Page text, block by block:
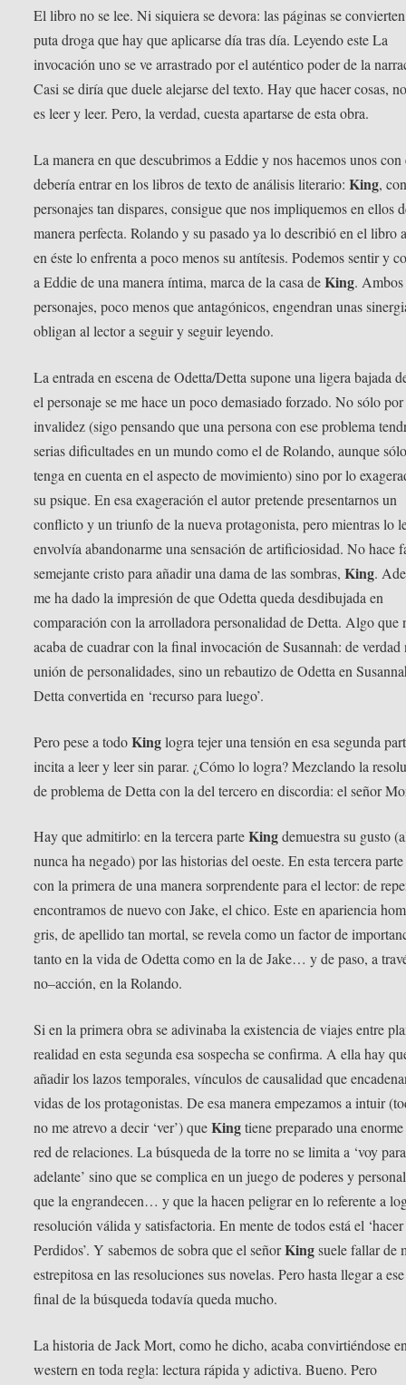
El libro no se lee. Ni siquiera se devora: las páginas se
puta droga que hay que aplicarse día tras día. Leyendo este La
invocación uno se ve arrastrado por el auténtico poder de la
Casi se diría que duele alejarse del texto. Hay que hacer cosas,
es leer y leer. Pero, la verdad, cuesta apartarse de esta obra.
La manera en que descubrimos a Eddie y nos hacemos unos con
debería entrar en los libros de texto de análisis literario:King,
personajes tan dispares, consigue que nos impliquemos en ellos
manera perfecta. Rolando y su pasado ya lo describió en el libro
en éste lo enfrenta a poco menos su antítesis. Podemos sentir y
a Eddie de una manera íntima, marca de la casa deKing. Ambos
personajes, poco menos que antagónicos, engendran unas
obligan al lector a seguir y seguir leyendo.
La entrada en escena de Odetta/Detta supone una ligera bajada
el personaje se me hace un poco demasiado forzado. No sólo
invalidez (sigo pensando que una persona con ese problema
serias dificultades en un mundo como el de Rolando, aunque
tenga en cuenta en el aspecto de movimiento) sino por lo
su psique. En esa exageración el autor pretende presentarnos un
conflicto y un triunfo de la nueva protagonista, pero mientras lo
envolvía abandonarme una sensación de artificiosidad. No hace
semejante cristo para añadir una dama de las sombras,King.
me ha dado la impresión de que Odetta queda desdibujada en
comparación con la arrolladora personalidad de Detta. Algo que
acaba de cuadrar con la final invocación de Susannah: de verdad
unión de personalidades, sino un rebautizo de Odetta en
Detta convertida en ‘recurso para luego’.
Pero pese a todoKinglogra tejer una tensión en esa segunda
incita a leer y leer sin parar. ¿Cómo lo logra? Mezclando la
de problema de Detta con la del tercero en discordia: el señor
Hay que admitirlo: en la tercera parteKingdemuestra su gusto
nunca ha negado) por las historias del oeste. En esta tercera
con la primera de una manera sorprendente para el lector: de
encontramos de nuevo con Jake, el chico. Este en apariencia
gris, de apellido tan mortal, se revela como un factor de
tanto en la vida de Odetta como en la de Jake… y de paso, a
no–acción, en la Rolando.
Si en la primera obra se adivinaba la existencia de viajes entre
realidad en esta segunda esa sospecha se confirma. A ella hay
añadir los lazos temporales, vínculos de causalidad que
vidas de los protagonistas. De esa manera empezamos a intuir
no me atrevo a decir ‘ver’) queKingtiene preparado una
red de relaciones. La búsqueda de la torre no se limita a ‘voy para
adelante’ sino que se complica en un juego de poderes y
que la engrandecen… y que la hacen peligrar en lo referente a
resolución válida y satisfactoria. En mente de todos está el
Perdidos’. Y sabemos de sobra que el señorKingsuele fallar de
estrepitosa en las resoluciones sus novelas. Pero hasta llegar a
final de la búsqueda todavía queda mucho.
La historia de Jack Mort, como he dicho, acaba convirtiéndose
western en toda regla: lectura rápida y adictiva. Bueno. Pero